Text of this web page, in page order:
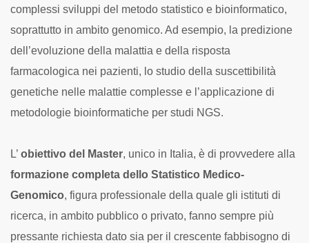
complessi sviluppi del metodo statistico e bioinformatico,
soprattutto in ambito genomico. Ad esempio, la predizione
dell’evoluzione della malattia e della risposta
farmacologica nei pazienti, lo studio della suscettibilità
genetiche nelle malattie complesse e l’applicazione di
metodologie bioinformatiche per studi NGS.
L’ obiettivo del Master, unico in Italia, è di provvedere alla
formazione completa dello Statistico Medico-
Genomico, figura professionale della quale gli istituti di
ricerca, in ambito pubblico o privato, fanno sempre più
pressante richiesta dato sia per il crescente fabbisogno di